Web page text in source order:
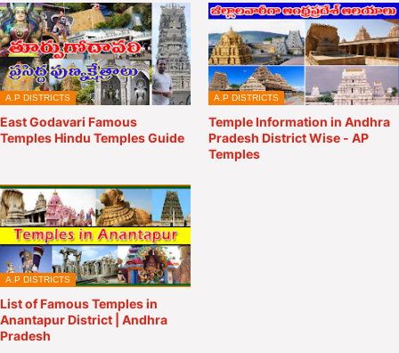
A.P DISTRICTS
East Godavari Famous
Temples Hindu Temples Guide
A.P DISTRICTS
Temple Information in Andhra
Pradesh District Wise - AP
Temples
A.P DISTRICTS
List of Famous Temples in
Anantapur District | Andhra
Pradesh